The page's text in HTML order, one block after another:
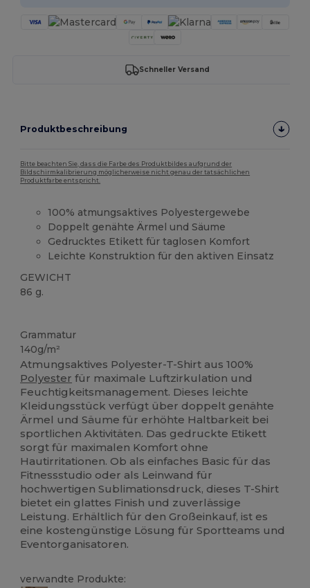
Schneller Versand
Produktbeschreibung
Bitte beachten Sie, dass die Farbe des Produktbildes aufgrund der
Bildschirmkalibrierung möglicherweise nicht genau der tatsächlichen
Produktfarbe entspricht.
100% atmungsaktives Polyestergewebe
Doppelt genähte Ärmel und Säume
Gedrucktes Etikett für taglosen Komfort
Leichte Konstruktion für den aktiven Einsatz
GEWICHT
86 g.
Grammatur
140g/m²
Atmungsaktives Polyester-T-Shirt aus 100%
Polyester für maximale Luftzirkulation und
Feuchtigkeitsmanagement. Dieses leichte
Kleidungsstück verfügt über doppelt genähte
Ärmel und Säume für erhöhte Haltbarkeit bei
sportlichen Aktivitäten. Das gedruckte Etikett
sorgt für maximalen Komfort ohne
Hautirritationen. Ob als einfaches Basic für das
Fitnessstudio oder als Leinwand für
hochwertigen Sublimationsdruck, dieses T-Shirt
bietet ein glattes Finish und zuverlässige
Leistung. Erhältlich für den Großeinkauf, ist es
eine kostengünstige Lösung für Sportteams und
Eventorganisatoren.
verwandte Produkte: